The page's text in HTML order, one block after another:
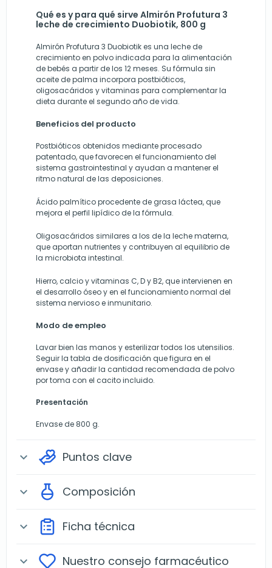
Qué es y para qué sirve Almirón Profutura 3
leche de crecimiento Duobiotik, 800 g
Almirón Profutura 3 Duobiotik es una leche de
crecimiento en polvo indicada para la alimentación
de bebés a partir de los 12 meses. Su fórmula sin
aceite de palma incorpora postbióticos,
oligosacáridos y vitaminas para complementar la
dieta durante el segundo año de vida.
Beneficios del producto
Postbióticos obtenidos mediante procesado
patentado, que favorecen el funcionamiento del
sistema gastrointestinal y ayudan a mantener el
ritmo natural de las deposiciones.
Ácido palmítico procedente de grasa láctea, que
mejora el perfil lipídico de la fórmula.
Oligosacáridos similares a los de la leche materna,
que aportan nutrientes y contribuyen al equilibrio de
la microbiota intestinal.
Hierro, calcio y vitaminas C, D y B2, que intervienen en
el desarrollo óseo y en el funcionamiento normal del
sistema nervioso e inmunitario.
Modo de empleo
Lavar bien las manos y esterilizar todos los utensilios.
Seguir la tabla de dosificación que figura en el
envase y añadir la cantidad recomendada de polvo
por toma con el cacito incluido.
Presentación
Envase de 800 g.
expand_more Puntos clave
expand_more Composición
expand_more Ficha técnica
expand_more Nuestro consejo farmacéutico